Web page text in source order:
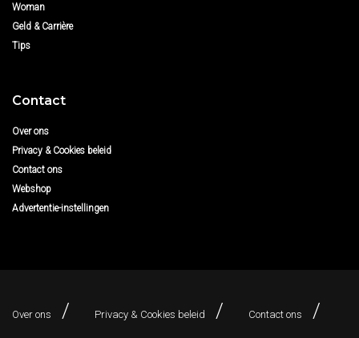
Woman
Geld & Carrière
Tips
Contact
Over ons
Privacy & Cookies beleid
Contact ons
Webshop
Advertentie-instellingen
Over ons Privacy & Cookies beleid Contact ons